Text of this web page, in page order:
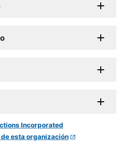
esta organización